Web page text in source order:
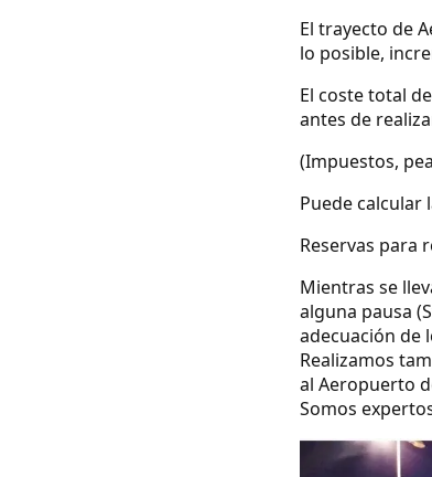
El trayecto de
lo posible,
El coste total
antes de
(Impuestos,
Puede calcular
Reservas para
Mientras se
alguna pausa
adecuación de
Realizamos
al Aeropuerto
Somos